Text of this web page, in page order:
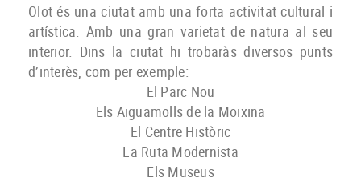
Olot és una ciutat amb una forta activitat cultural i
artística. Amb una gran varietat de natura al seu
interior. Dins la ciutat hi trobaràs diversos punts
d’interès, com per exemple:
El Parc Nou
Els Aiguamolls de la Moixina
El Centre Històric
La Ruta Modernista
Els Museus